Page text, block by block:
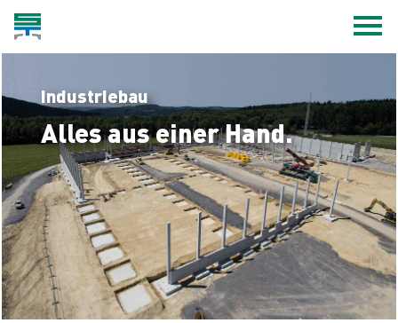
Industriebau
Alles aus einer Hand.